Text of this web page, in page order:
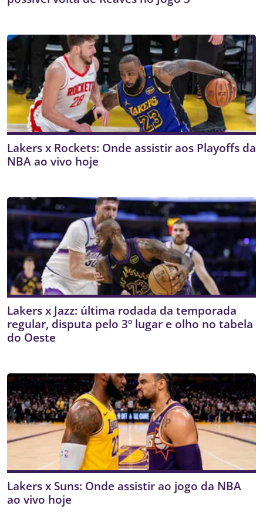
Lakers x Rockets: Onde assistir aos Playoffs da
NBA ao vivo hoje
Lakers x Jazz: última rodada da temporada
regular, disputa pelo 3º lugar e olho no tabela
do Oeste
Lakers x Suns: Onde assistir ao jogo da NBA
ao vivo hoje